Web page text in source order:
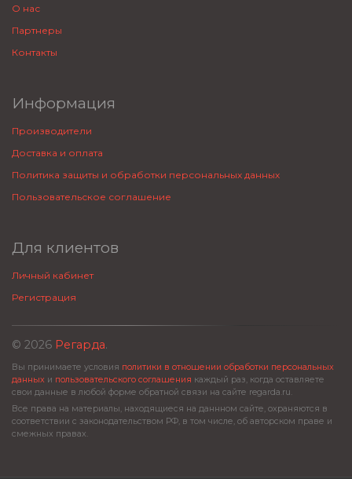
О нас
Партнеры
Контакты
Информация
Производители
Доставка и оплата
Политика защиты и обработки персональных данных
Пользовательское соглашение
Для клиентов
Личный кабинет
Регистрация
© 2026 Регарда.
Вы принимаете условия политики в отношении обработки персональных
данных и пользовательского соглашения каждый раз, когда оставляете
свои данные в любой форме обратной связи на сайте regarda.ru.
Все права на материалы, находящиеся на даннном сайте, охраняются в
соответствии с законодательством РФ, в том числе, об авторском праве и
смежных правах.